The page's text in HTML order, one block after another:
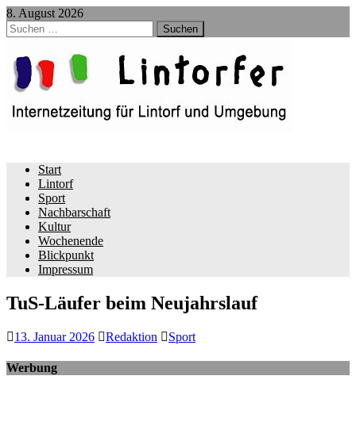
8. August 2026
Suchen
nach:
Start
Lintorf
Sport
Nachbarschaft
Kultur
Wochenende
Blickpunkt
Impressum
TuS-Läufer beim Neujahrslauf
13. Januar 2026 Redaktion Sport
Werbung